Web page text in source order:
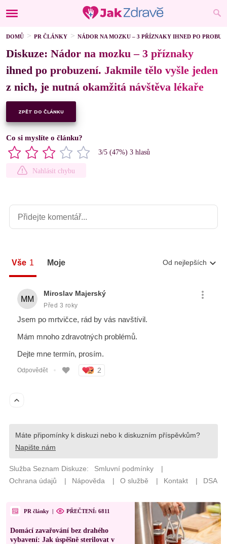
DOMŮ PR ČLÁNKY NÁDOR NA MOZKU – 3 PŘÍZNAKY IHNED PO
Diskuze: Nádor na mozku – 3 příznaky
ihned po probuzení. Jakmile tělo vyšle jeden
z nich, je nutná okamžitá návštěva lékaře
ZPĚT DO ČLÁNKU
Co si myslíte o článku?
3/5 (47%) 3 hlasů
Nahlásit chybu
PR články | PŘEČTENÍ: 6811
Domácí zavařování bez drahého
vybavení: Jak úspěšně sterilovat v